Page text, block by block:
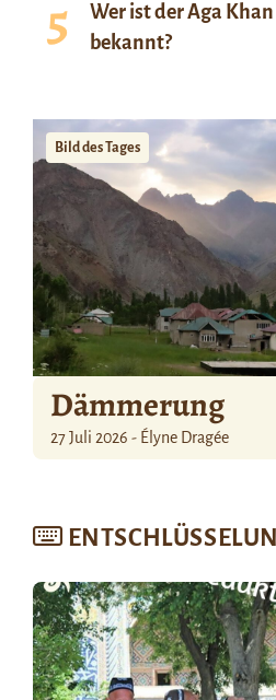
Wer ist der Aga
bekannt?
Bild des Tages
Dämmerung
27 Juli 2026 - Élyne Dragée